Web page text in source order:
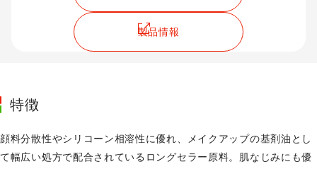
製品情報
特徴
顔料分散性やシリコーン相溶性に優れ、メイクアップの基剤油とし
て幅広い処方で配合されているロングセラー原料。肌なじみにも優